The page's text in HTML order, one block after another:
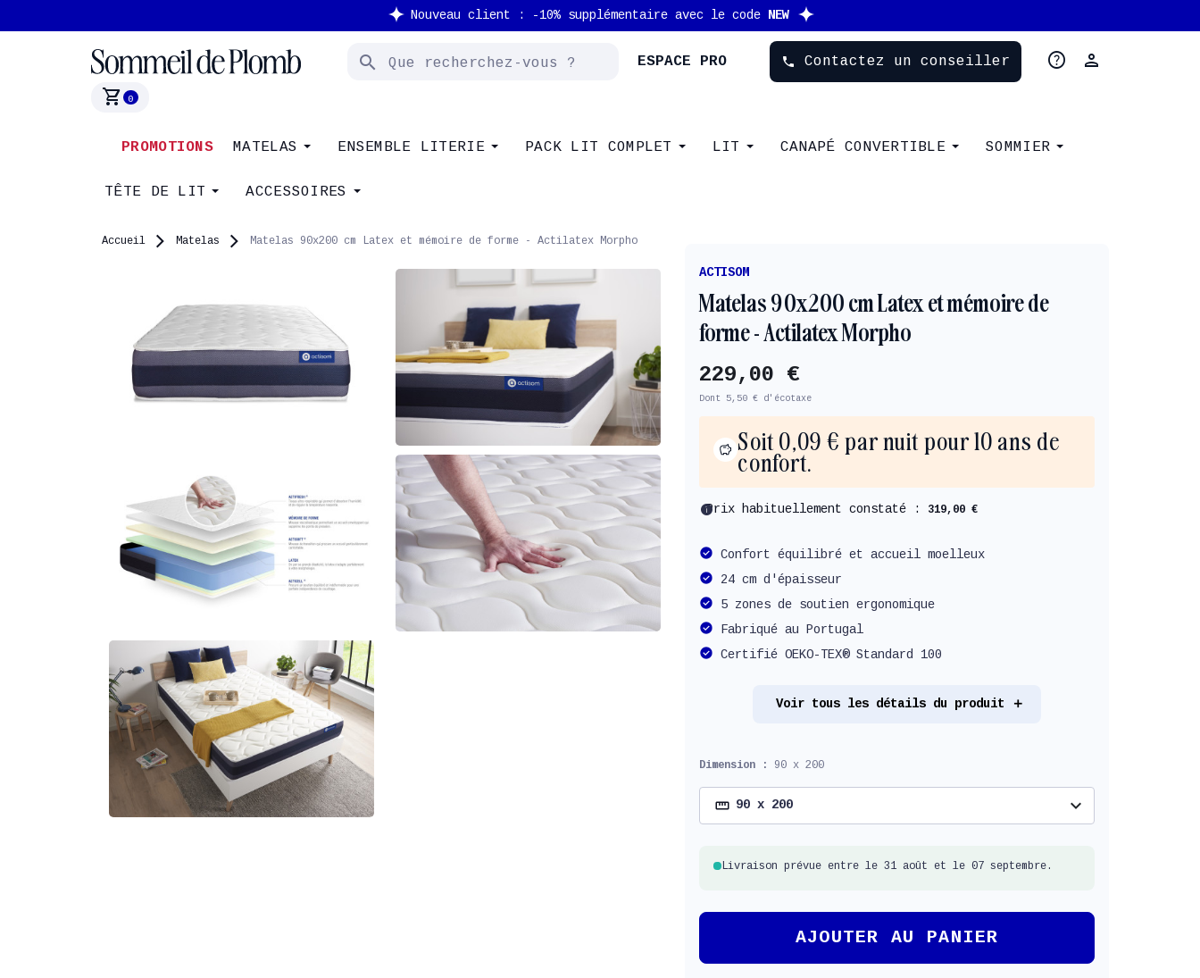
Nouveau client : -10% supplémentaire avec le code NEW
ESPACE PRO phone Contactez un conseiller help
search
person
shopping_cart
0
PROMOTIONS MATELAS ENSEMBLE LITERIE PACK LIT COMPLET LIT CANAPÉ CONVERTIBLE SOMMIER
TÊTE DE LIT ACCESSOIRES
Accueil Matelas Matelas 90x200 cm Latex et mémoire de forme - Actilatex Morpho
ACTISOM
Matelas 90x200 cm Latex et mémoire de
forme - Actilatex Morpho
229,00 €
Dont 5,50 € d'écotaxe
Soit 0,09 € par nuit pour 10 ans de
confort.
infoPrix habituellement constaté : 319,00 €
Confort équilibré et accueil moelleux
24 cm d'épaisseur
5 zones de soutien ergonomique
Fabriqué au Portugal
Certifié OEKO-TEX® Standard 100
Voir tous les détails du produit
Dimension : 90 x 200
90 x 200 expand_more
Livraison prévue entre le 31 août et le 07 septembre.
AJOUTER AU PANIER